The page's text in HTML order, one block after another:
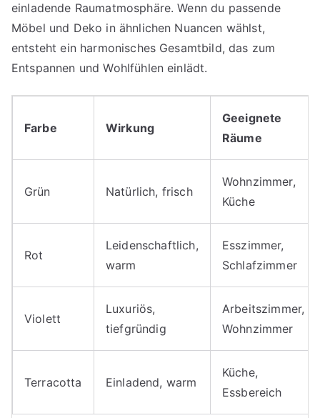
einladende Raumatmosphäre. Wenn du passende
Möbel und Deko in ähnlichen Nuancen wählst,
entsteht ein harmonisches Gesamtbild, das zum
Entspannen und Wohlfühlen einlädt.
Farbe Wirkung
Geeignete
Räume
Grün Natürlich, frisch
Wohnzimmer,
Küche
Rot
Leidenschaftlich,
warm
Esszimmer,
Schlafzimmer
Violett
Luxuriös,
tiefgründig
Arbeitszimmer,
Wohnzimmer
Terracotta Einladend, warm
Küche,
Essbereich